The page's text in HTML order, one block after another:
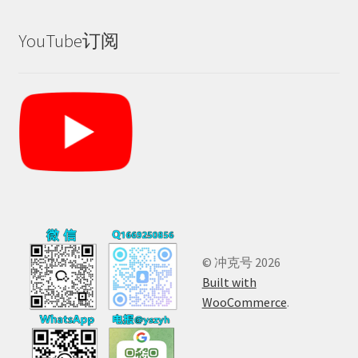
YouTube订阅
© 冲克号 2026
Built with
WooCommerce.